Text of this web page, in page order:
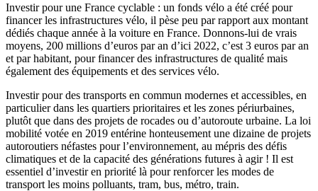
Investir pour une France cyclable : un fonds vélo a été créé pour
financer les infrastructures vélo, il pèse peu par rapport aux montant
dédiés chaque année à la voiture en France. Donnons-lui de vrais
moyens, 200 millions d’euros par an d’ici 2022, c’est 3 euros par an
et par habitant, pour financer des infrastructures de qualité mais
également des équipements et des services vélo.
Investir pour des transports en commun modernes et accessibles, en
particulier dans les quartiers prioritaires et les zones périurbaines,
plutôt que dans des projets de rocades ou d’autoroute urbaine. La loi
mobilité votée en 2019 entérine honteusement une dizaine de projets
autoroutiers néfastes pour l’environnement, au mépris des défis
climatiques et de la capacité des générations futures à agir ! Il est
essentiel d’investir en priorité là pour renforcer les modes de
transport les moins polluants, tram, bus, métro, train.